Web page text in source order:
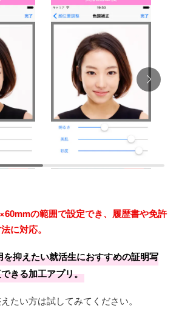
の範囲で設定でき、履歴書や免許
に対応。
抑えたい就活生におすすめの証明写
きる加工アプリ。
たい方は試してみてください。